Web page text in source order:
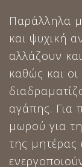
Παράλληλα
και ψυχική
αλλάζουν
καθώς και
αγάπης. Για
μωρού για
της μητέρας